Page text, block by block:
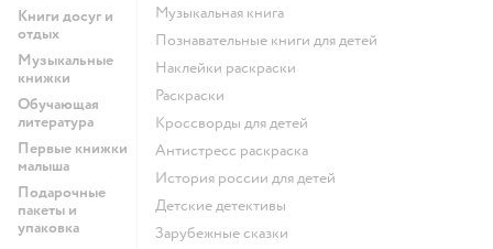
Книги досуг и
отдых
Музыкальные
книжки
Обучающая
литература
Первые книжки
малыша
Подарочные
пакеты и
упаковка
музыкальная книга
познавательные книги для детей
наклейки раскраски
раскраски
кроссворды для детей
антистресс раскраска
история россии для детей
детские детективы
зарубежные сказки